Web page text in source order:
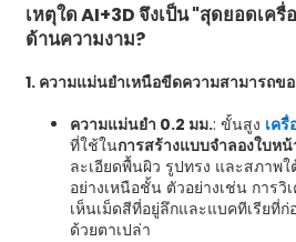
เหตุใด AI+3D จึงเป็น "สุดยอดเค
ด้านความงาม?
1. ความแม่นยำเหนือขีดความสามารถข
ความแม่นยำ 0.2 มม.: ขั้นสูง เค
ที่ใช้ในการสร้างแบบจำลองใบห
ละเอียดพื้นผิว รูปทรง และสภาพ
อย่างเหนือชั้น ตัวอย่างเช่น การวิ
เห็นเม็ดสีที่อยู่ลึกและแบคทีเรียที่ก่
ด้วยตาเปล่า